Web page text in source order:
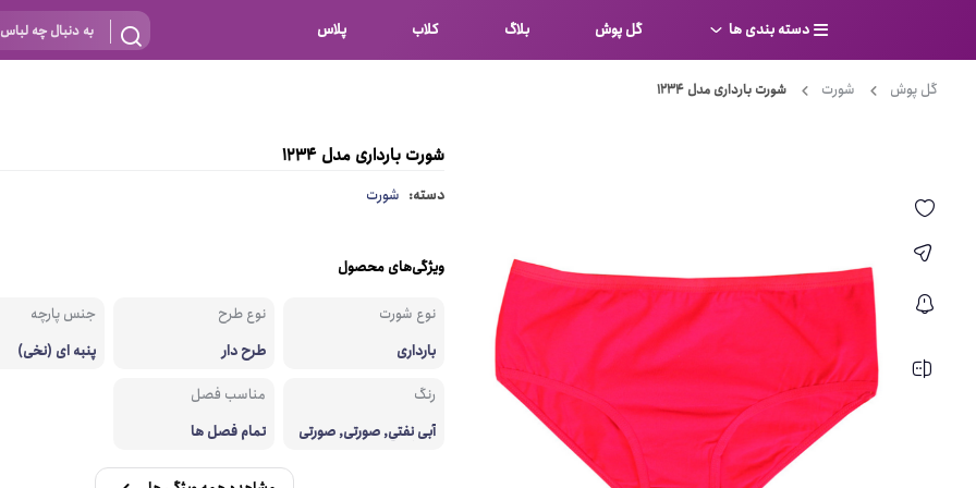
دسته بندی ها
سوتین
توری
بی بند
از جلو باز
برالت
بیکینی
مایو
کاستوم
گل پوش بلاگ کلاب پلاس
گل پوش شورت شورت بارداری مدل 1234
شورت بارداری مدل 1234
دسته: شورت
ویژگی‌های محصول
نوع شورت
بارداری
نوع طرح
طرح دار
جنس پارچه
پنبه ای (نخی)
رنگ
آبی نفتی, صورتی, صورتی
مناسب فصل
تمام فصل ها